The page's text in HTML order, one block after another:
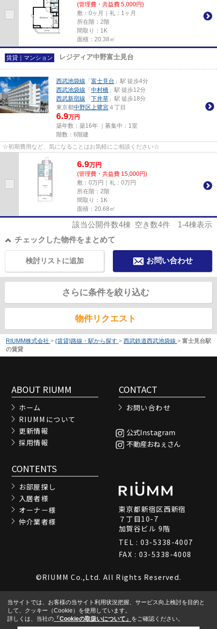
(管理費・共益費 5,000円)
敷：0ヶ月｜礼：1ヶ月
所在階：2階
間取り：1K
面積：20.38㎡
賃貸｜マンション レジディア中野富士見台
西武池袋線 「富士見台 」駅 徒歩4分
西武池袋線 「中村橋 」駅 徒歩12分
西武新宿線 「下井草 」駅 徒歩18分
東京都中野区 上鷺宮 ４丁目
6.9万円
築年数：築16年 ｜募集中： 1室
階数：6階建
☆初期費用など、気になることはお気軽にご相談ください☆
6.9万円
(管理費・共益費 15,000円)
敷：0万円｜礼：0万円
所在階：2階
間取り：1K
面積：20.68㎡
該当公開件数4棟 空き数4件 1-4棟表示
チェックした物件をまとめて
お問い合わせ
検討リストに追加
さらに条件を絞り込む
物件リクエスト
RIUMM株式会社 > (賃貸)路線・駅から探す > 西武鉄道西武池袋線 > 富士見台駅
の賃貸
ABOUT RIUMM
ホーム
RIUMMについて
更新情報
採用情報
CONTACT
お問い合わせ
公式Instagram
不動産おねぇさん
CONTENTS
お部屋探し
入居者様
オーナー様
仲介業者様
東京都新宿区西新宿
７丁目10-7
加賀谷ビル 9階
TEL : 03-5338-4007
FAX : 03-5338-4008
©RIUMM Co.,Ltd. All Rights Reserved.
当サイトでは、お客様の当サイト利用状況把握、サービス向上検討を目的と
して、クッキー（Cookie）を使用しています。
詳しくは、当社の 「Cookieの取扱いについて」 をご確認ください。